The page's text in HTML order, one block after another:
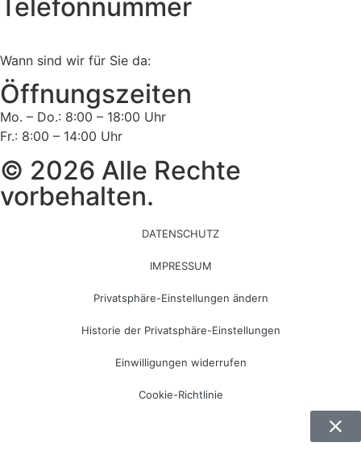
Telefonnummer
Wann sind wir für Sie da:
Öffnungszeiten
Mo. – Do.: 8:00 – 18:00 Uhr
Fr.: 8:00 – 14:00 Uhr
© 2026 Alle Rechte
vorbehalten.
DATENSCHUTZ
IMPRESSUM
Privatsphäre-Einstellungen ändern
Historie der Privatsphäre-Einstellungen
Einwilligungen widerrufen
Cookie-Richtlinie